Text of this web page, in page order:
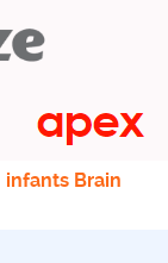
infants Brain